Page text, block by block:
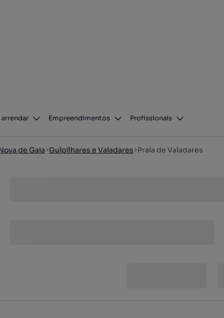
arrendar Empreendimentos Profissionais
de Gaia Gulpilhares e Valadares Praia de Valadares